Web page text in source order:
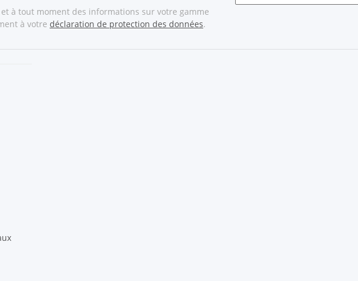
à tout moment des informations sur votre gamme
à votre déclaration de protection des données.